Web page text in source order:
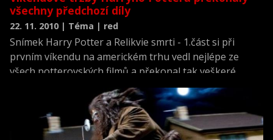
všechny předchozí díly
22. 11. 2010 | Téma | red
Snímek Harry Potter a Relikvie smrti - 1.část si při
prvním víkendu na americkém trhu vedl nejlépe ze
všech potterovských filmů a překonal tak veškeré
dosavadní rekordy této filmové série. Návštěvníci za
vstupné zaplatili 125,1 milionu dolarů (asi 2,25 miliardy
korun), informovala o tom agentura AP.